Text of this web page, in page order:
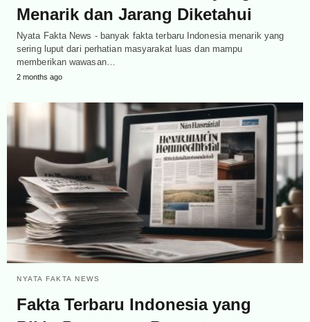
Menarik dan Jarang Diketahui
Nyata Fakta News - banyak fakta terbaru Indonesia menarik yang
sering luput dari perhatian masyarakat luas dan mampu
memberikan wawasan…
2 months ago
NYATA FAKTA NEWS
Fakta Terbaru Indonesia yang